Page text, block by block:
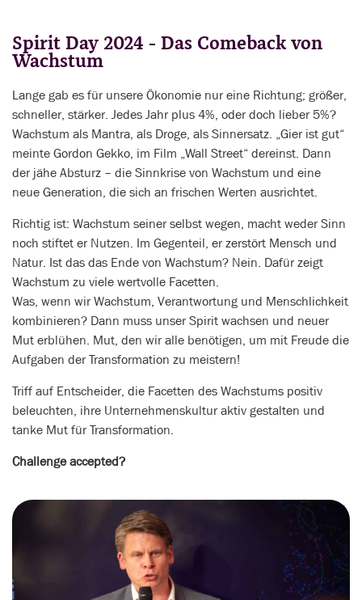
Spirit Day 2024 - Das Comeback von
Wachstum
Lange gab es für unsere Ökonomie nur eine Richtung; größer,
schneller, stärker. Jedes Jahr plus 4%, oder doch lieber 5%?
Wachstum als Mantra, als Droge, als Sinnersatz. „Gier ist gut“
meinte Gordon Gekko, im Film „Wall Street“ dereinst. Dann
der jähe Absturz – die Sinnkrise von Wachstum und eine
neue Generation, die sich an frischen Werten ausrichtet.
Richtig ist: Wachstum seiner selbst wegen, macht weder Sinn
noch stiftet er Nutzen. Im Gegenteil, er zerstört Mensch und
Natur. Ist das das Ende von Wachstum? Nein. Dafür zeigt
Wachstum zu viele wertvolle Facetten.
Was, wenn wir Wachstum, Verantwortung und Menschlichkeit
kombinieren? Dann muss unser Spirit wachsen und neuer
Mut erblühen. Mut, den wir alle benötigen, um mit Freude die
Aufgaben der Transformation zu meistern!
Triff auf Entscheider, die Facetten des Wachstums positiv
beleuchten, ihre Unternehmenskultur aktiv gestalten und
tanke Mut für Transformation.
Challenge accepted?